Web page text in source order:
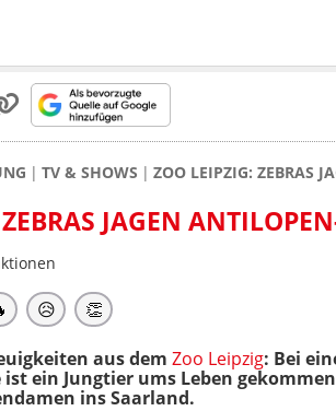
TV & SHOWS ZOO LEIPZIG: ZEBRAS
JAGEN
😥 👏
aus dem Zoo Leipzig: Bei
ein Jungtier ums Leben
ins Saarland.